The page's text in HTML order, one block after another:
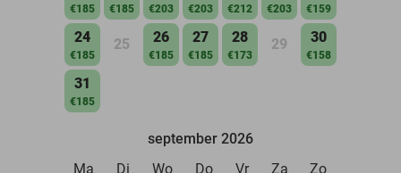
€185 €185 €203 €203 €212 €203 €159
24
€185
25 26
€185
27
€185
28
€173
29 30
€158
31
€185
september 2026
Ma
Di Wo Do Vr Za Zo